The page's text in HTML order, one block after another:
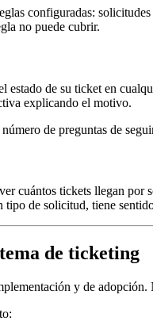
configuradas:
no puede cubrir.
de su ticket en
explicando el motivo.
de preguntas de
cuántos tickets llegan
tipo de solicitud, tiene
de ticketing
y de